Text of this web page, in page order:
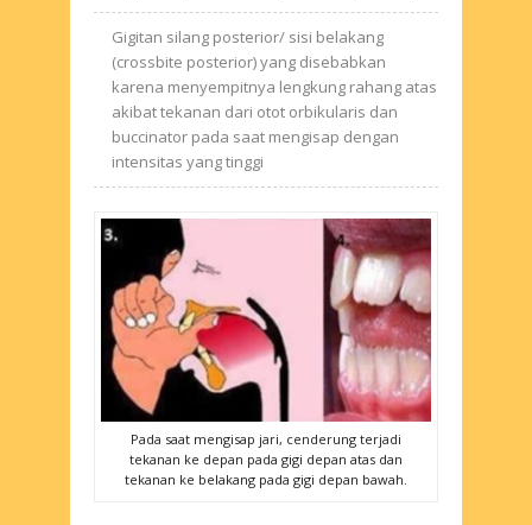
Gigitan silang posterior/ sisi belakang
(crossbite posterior) yang disebabkan
karena menyempitnya lengkung rahang atas
akibat tekanan dari otot orbikularis dan
buccinator pada saat mengisap dengan
intensitas yang tinggi
Pada saat mengisap jari, cenderung terjadi
tekanan ke depan pada gigi depan atas dan
tekanan ke belakang pada gigi depan bawah.